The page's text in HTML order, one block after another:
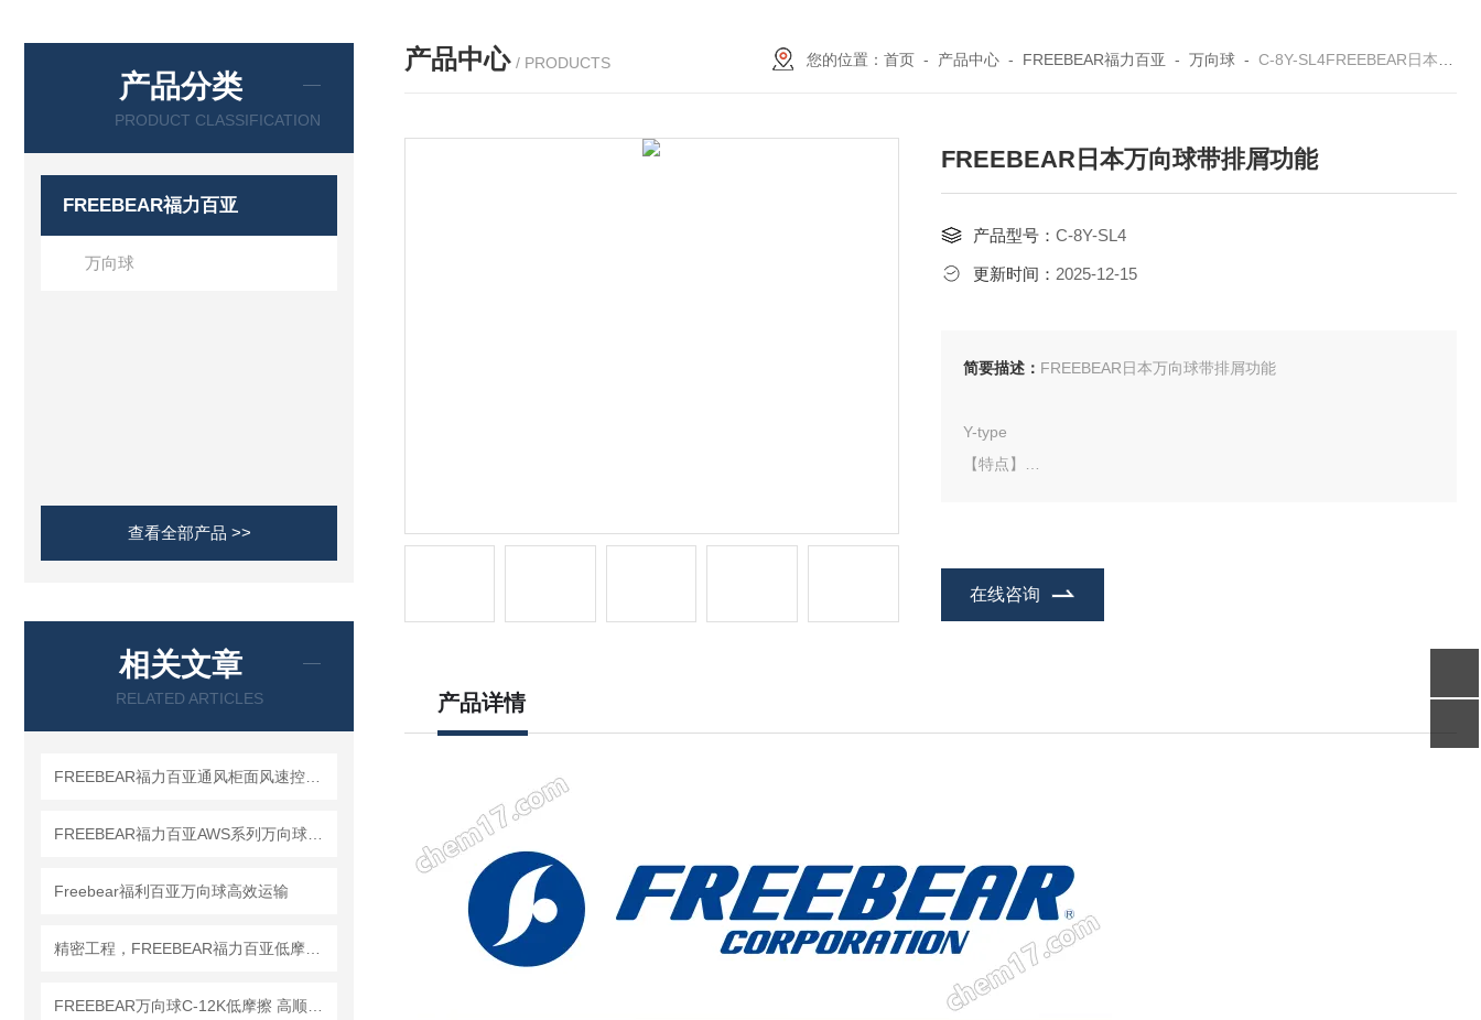
产品分类
PRODUCT CLASSIFICATION
FREEBEAR福力百亚
万向球
查看全部产品 >>
相关文章
RELATED ARTICLES
Freebear福利百亚万向球高效运输
产品中心 / PRODUCTS 您的位置： 首页- 产品中心- FREEBEAR福力百亚 - 万向球- C-8Y-SL4FREEBEAR日本万向球带排屑功能
FREEBEAR日本万向球带排屑功能
产品型号： C-8Y-SL4
更新时间： 2025-12-15
简要描述： FREEBEAR日本万向球带排屑功能
Y-type
【特点】
在线咨询
产品详情